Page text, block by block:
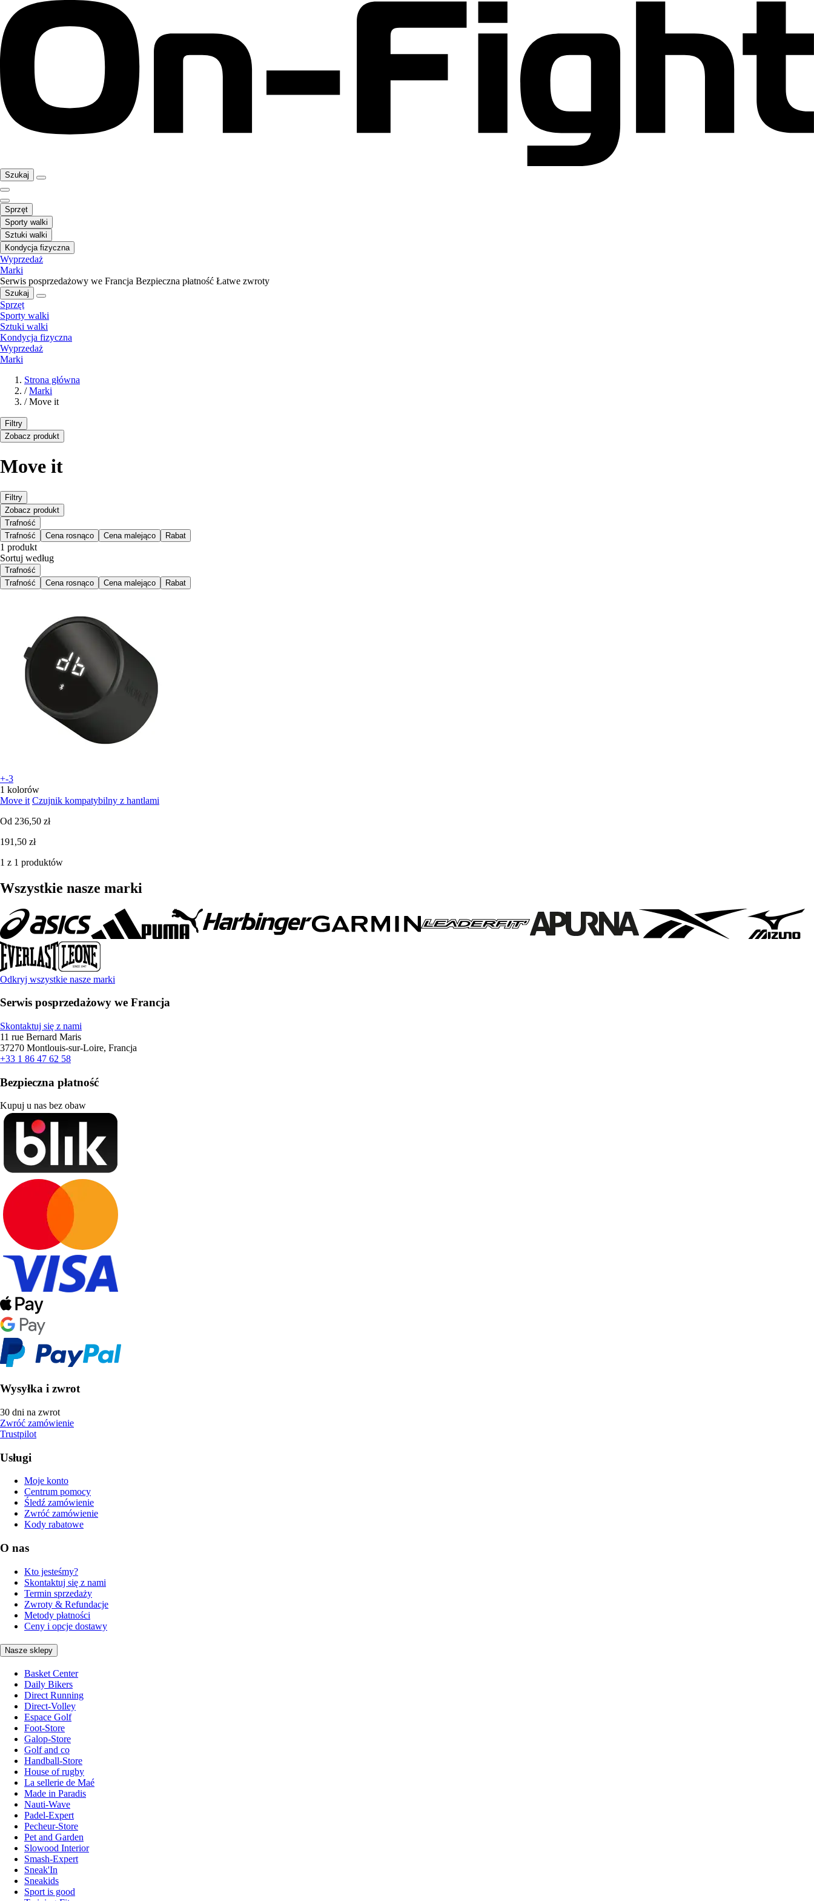
Szukaj
Sprzęt
Sporty walki
Sztuki walki
Kondycja fizyczna
Wyprzedaż
Marki
Serwis posprzedażowy we Francja Bezpieczna płatność Łatwe zwroty
Szukaj
Sprzęt
Sporty walki
Sztuki walki
Kondycja fizyczna
Wyprzedaż
Marki
Strona główna
/ Marki
/ Move it
Filtry
Zobacz produkt
Move it
Filtry
Zobacz produkt
Trafność
Trafność
Cena rosnąco Cena malejąco Rabat
1 produkt
Sortuj według
Trafność
Trafność
Cena rosnąco Cena malejąco Rabat
+-3
1 kolorów
Move it Czujnik kompatybilny z hantlami
Od 236,50 zł
191,50 zł
1 z 1 produktów
Wszystkie nasze marki
Odkryj wszystkie nasze marki
Serwis posprzedażowy we Francja
Skontaktuj się z nami
11 rue Bernard Maris
37270 Montlouis-sur-Loire, Francja
+33 1 86 47 62 58
Bezpieczna płatność
Kupuj u nas bez obaw
Wysyłka i zwrot
30 dni na zwrot
Zwróć zamówienie
Trustpilot
Usługi
Moje konto
Centrum pomocy
Śledź zamówienie
Zwróć zamówienie
Kody rabatowe
O nas
Kto jesteśmy?
Skontaktuj się z nami
Termin sprzedaży
Zwroty & Refundacje
Metody płatności
Ceny i opcje dostawy
Nasze sklepy
Basket Center
Daily Bikers
Direct Running
Direct-Volley
Espace Golf
Foot-Store
Galop-Store
Golf and co
Handball-Store
House of rugby
La sellerie de Maé
Made in Paradis
Nauti-Wave
Padel-Expert
Pecheur-Store
Pet and Garden
Slowood Interior
Smash-Expert
Sneak'In
Sneakids
Sport is good